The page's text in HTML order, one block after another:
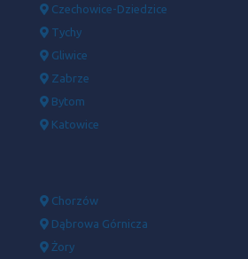
Czechowice-Dziedzice
Tychy
Gliwice
Zabrze
Bytom
Katowice
Chorzów
Dąbrowa Górnicza
Żory